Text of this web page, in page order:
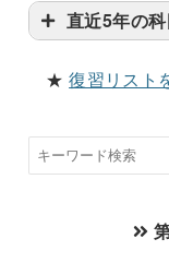
直近5年の
★復習リスト
検
索